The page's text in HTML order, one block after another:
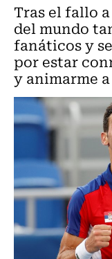
Tras el fallo
del mundo
fanáticos y
por estar
y animarme